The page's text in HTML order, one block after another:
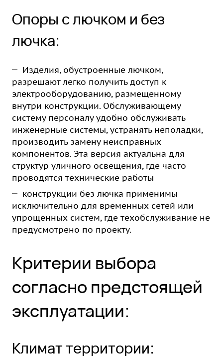
Опоры с лючком и без
лючка:
Изделия, обустроенные лючком,
разрешают легко получить доступ к
электрооборудованию, размещенному
внутри конструкции. Обслуживающему
систему персоналу удобно обслуживать
инженерные системы, устранять неполадки,
производить замену неисправных
компонентов. Эта версия актуальна для
структур уличного освещения, где часто
проводятся технические работы
конструкции без лючка применимы
исключительно для временных сетей или
упрощенных систем, где техобслуживание не
предусмотрено по проекту.
Критерии выбора
согласно предстоящей
эксплуатации:
Климат территории: